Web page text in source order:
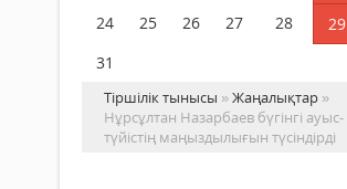
24
25 26 27 28 29
31
Тіршілік тынысы »Жаңалықтар »
Нұрсұлтан Назарбаев бүгінгі ауыс-
түйістің маңыздылығын түсіндірді